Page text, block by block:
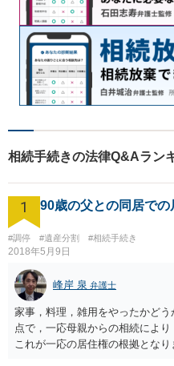
相続手続きの法律Q&Aラン
1 90歳の父との同居で
#調停 #遺産分割 #相続手続き
2018年5月9日
峰岸 泉 弁護士
家事，料理，雑用をやったかど
点で，一応母親からの相続によ
これが一応の居住権の根拠とな